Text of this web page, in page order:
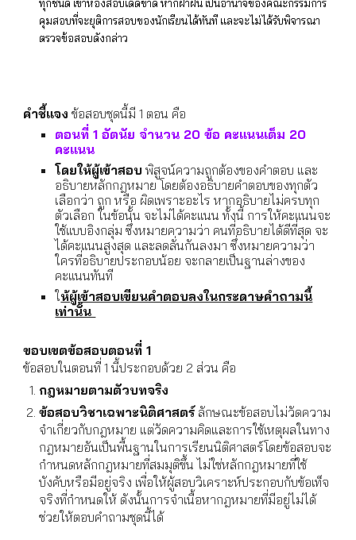
ทุกชนิด เข้าห้องสอบเด็ดขาด หากฝ่าฝืน เป็นอำนาจของคณะกรรมการ
คุมสอบที่จะยุติการสอบของนักเรียนได้ทันที และจะไม่ได้รับพิจารณา
ตรวจข้อสอบดังกล่าว
คำชี้แจง ข้อสอบชุดนี้มี 1 ตอน คือ
ตอนที่ 1 อัตนัย จำนวน 20 ข้อ คะแนนเต็ม 20
คะแนน
โดยให้ผู้เข้าสอบ พิสูจน์ความถูกต้องของคำตอบ และ
อธิบายหลักกฎหมาย โดยต้องอธิบายคำตอบของทุกตัว
เลือกว่า ถูก หรือ ผิดเพราะอะไร หากอธิบายไม่ครบทุก
ตัวเลือก ในข้อนั้น จะไม่ได้คะแนน ทั้งนี้ การให้คะแนนจะ
ใช้แบบอิงกลุ่ม ซึ่งหมายความว่า คนที่อธิบายได้ดีที่สุด จะ
ได้คะแนนสูงสุด และลดลั่นกันลงมา ซึ่งหมายความว่า
ใครที่อธิบายประกอบน้อย จะกลายเป็นฐานล่างของ
คะแนนทันที
ให้ผู้เข้าสอบเขียนคำตอบลงในกระดาษคำถามนี้
เท่านั้น
ขอบเขตข้อสอบตอนที่ 1
ข้อสอบในตอนที่ 1 นี้ประกอบด้วย 2 ส่วน คือ
กฎหมายตามตัวบทจริง
ข้อสอบวิชาเฉพาะนิติศาสตร์ลักษณะข้อสอบไม่วัดความ
จำเกี่ยวกับกฎหมาย แต่วัดความคิดและการใช้เหตุผลในทาง
กฎหมายอันเป็นพื้นฐานในการเรียนนิติศาสตร์โดยข้อสอบจะ
กำหนดหลักกฎหมายที่สมมุติขึ้น ไม่ใช่หลักกฎหมายที่ใช้
บังคับหรือมีอยู่จริง เพื่อให้ผู้สอบวิเคราะห์ประกอบกับข้อเท็จ
จริงที่กำหนดให้ ดังนั้นการจำเนื้อหากฎหมายที่มีอยู่ไม่ได้
ช่วยให้ตอบคำถามชุดนี้ได้